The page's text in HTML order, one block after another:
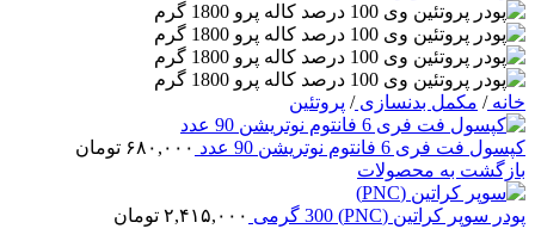
خانه/ مکمل بدنسازی/ پروتئین
کپسول فت فری 6 فانتوم نوتریشن 90 عدد ۶۸۰,۰۰۰ تومان
بازگشت به محصولات
پودر سوپر کراتین (PNC) 300 گرمی ۲,۴۱۵,۰۰۰ تومان